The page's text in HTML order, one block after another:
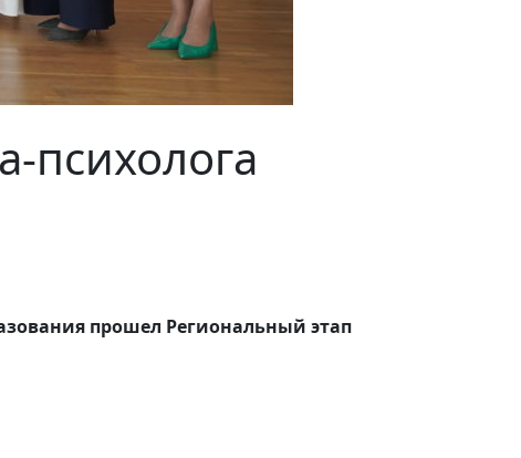
психолога
прошел Региональный этап